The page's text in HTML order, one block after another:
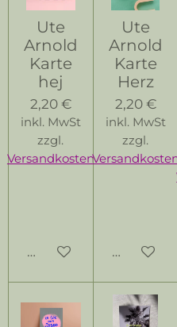
Ute
Arnold
Karte
hej
2,20 €
inkl. MwSt
zzgl.
Versandkosten
Bei Verfügbarkeit
Ute
Arnold
Karte
Herz
2,20 €
inkl. MwSt
zzgl.
Versandkosten
Bei